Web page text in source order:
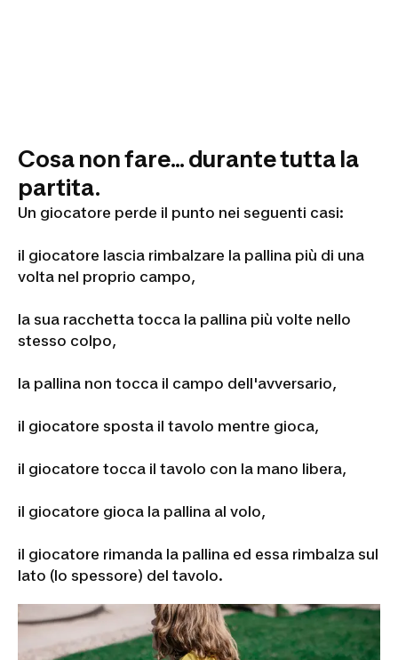
Cosa non fare... durante tutta la
partita.
Un giocatore perde il punto nei seguenti casi:
il giocatore lascia rimbalzare la pallina più di una
volta nel proprio campo,
la sua racchetta tocca la pallina più volte nello
stesso colpo,
la pallina non tocca il campo dell'avversario,
il giocatore sposta il tavolo mentre gioca,
il giocatore tocca il tavolo con la mano libera,
il giocatore gioca la pallina al volo,
il giocatore rimanda la pallina ed essa rimbalza sul
lato (lo spessore) del tavolo.